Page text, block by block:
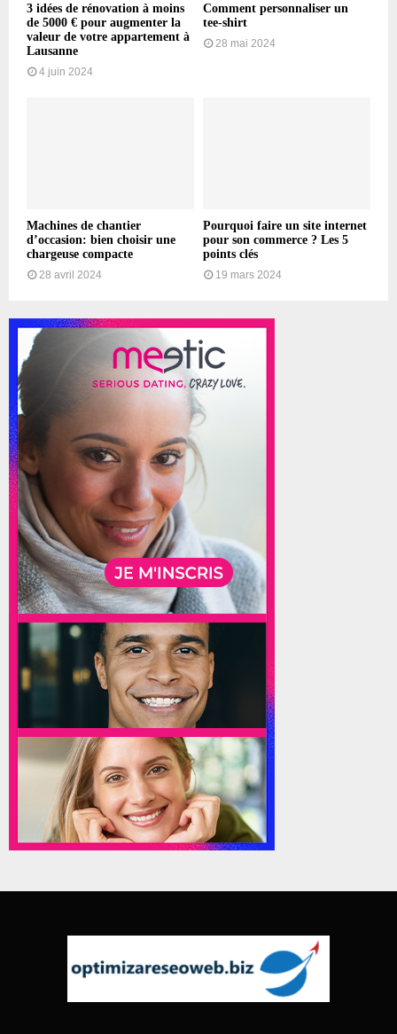
3 idées de rénovation à moins
de 5000 € pour augmenter la
valeur de votre appartement à
Lausanne
4 juin 2024
Comment personnaliser un
tee-shirt
28 mai 2024
Machines de chantier
d’occasion: bien choisir une
chargeuse compacte
28 avril 2024
Pourquoi faire un site internet
pour son commerce ? Les 5
points clés
19 mars 2024